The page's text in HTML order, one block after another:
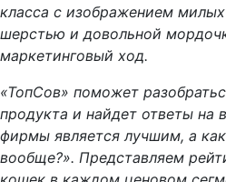
класса с изображением
шерстью и довольной
маркетинговый ход.
«ТопСов» поможет
продукта и найдет ответы на
фирмы является лучшим, а
вообще?». Представляем